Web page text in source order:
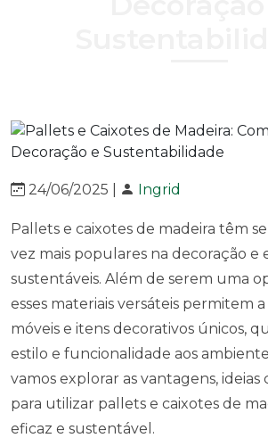
24/06/2025 | Ingrid
Pallets e caixotes de madeira têm
vez mais populares na decoração e
sustentáveis. Além de serem uma
esses materiais versáteis permitem
móveis e itens decorativos únicos,
estilo e funcionalidade aos
vamos explorar as vantagens, ideias
para utilizar pallets e caixotes de
eficaz e sustentável.